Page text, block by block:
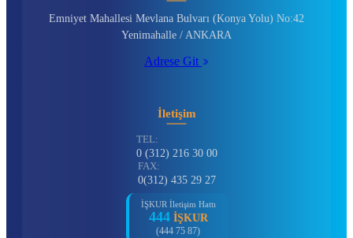
Emniyet Mahallesi Mevlana Bulvarı (Konya Yolu) No:42
Yenimahalle / ANKARA
Adrese Git
İletişim
TEL:
0 (312) 216 30 00
FAX:
0(312) 435 29 27
İŞKUR İletişim Hattı
444 İŞKUR
(444 75 87)